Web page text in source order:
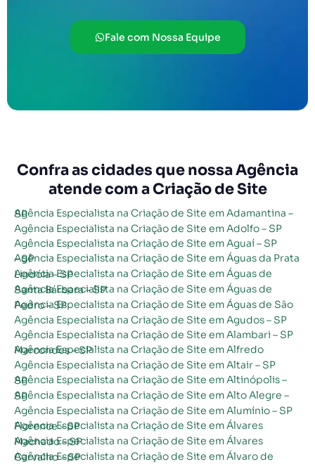
Fale com Nossa Equipe
Confra as cidades que nossa Agência
atende com a Criação de Site
Agência Especialista na Criação de Site em Adamantina – SP
Agência Especialista na Criação de Site em Adolfo – SP
Agência Especialista na Criação de Site em Aguaí – SP
Agência Especialista na Criação de Site em Águas da Prata – SP
Agência Especialista na Criação de Site em Águas de Lindóia – SP
Agência Especialista na Criação de Site em Águas de Santa Bárbara – SP
Agência Especialista na Criação de Site em Águas de São Pedro – SP
Agência Especialista na Criação de Site em Agudos – SP
Agência Especialista na Criação de Site em Alambari – SP
Agência Especialista na Criação de Site em Alfredo Marcondes – SP
Agência Especialista na Criação de Site em Altair – SP
Agência Especialista na Criação de Site em Altinópolis – SP
Agência Especialista na Criação de Site em Alto Alegre – SP
Agência Especialista na Criação de Site em Alumínio – SP
Agência Especialista na Criação de Site em Álvares Florence – SP
Agência Especialista na Criação de Site em Álvares Machado – SP
Agência Especialista na Criação de Site em Álvaro de Carvalho – SP